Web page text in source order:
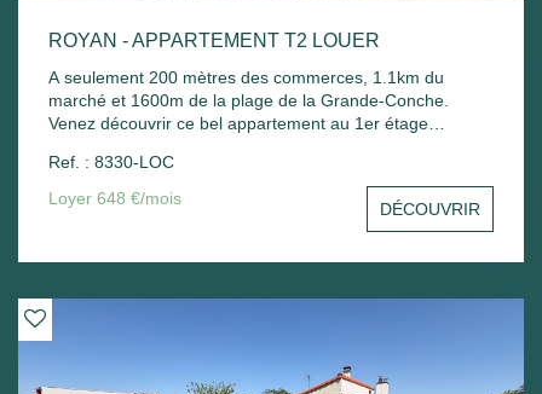
ROYAN - APPARTEMENT T2 LOUER
A seulement 200 mètres des commerces, 1.1km du
marché et 1600m de la plage de la Grande-Conche.
Venez découvrir ce bel appartement au 1er étage
cuisine, une chambre avec placard, une salle de bain
avec sèche serviette, un wc et un stationnement commun.
Chauffage électrique et ballon d'eau chaude électrique.
Ref. : 8330-LOC
Loyer 648 €/mois
DÉCOUVRIR